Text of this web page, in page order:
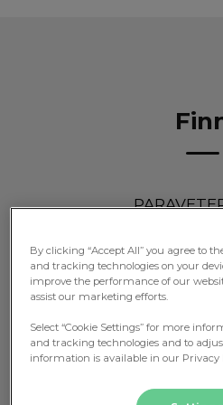
By clicking “Accept All” you agree to
and tracking technologies on your
improve the performance of our
assist our marketing efforts.
Select “Cookie Settings” for more
and tracking technologies and to
information is available in our Privacy